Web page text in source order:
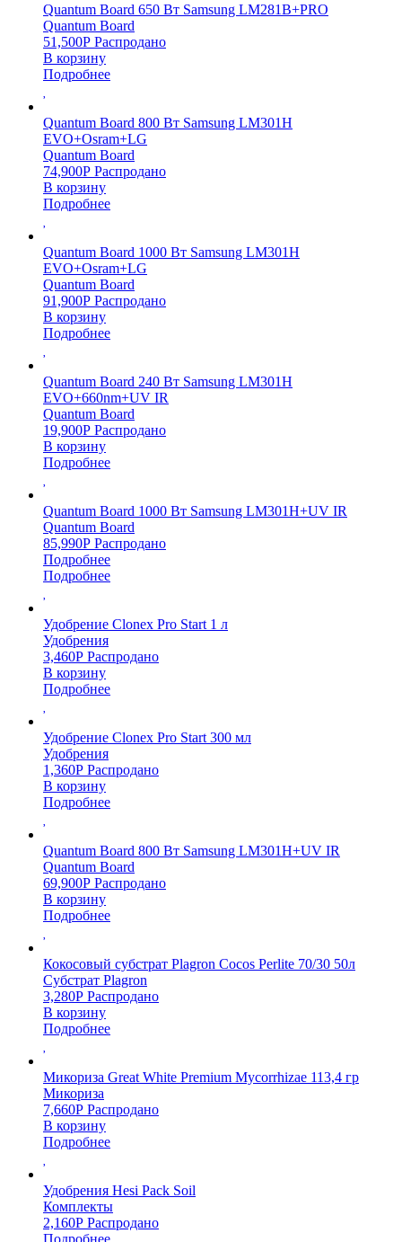
Quantum Board 650 Вт Samsung LM281B+PRO
Quantum Board
51,500Р Распродано
В корзину
Подробнее
Quantum Board 800 Вт Samsung LM301H
EVO+Osram+LG
Quantum Board
74,900Р Распродано
В корзину
Подробнее
Quantum Board 1000 Вт Samsung LM301H
EVO+Osram+LG
Quantum Board
91,900Р Распродано
В корзину
Подробнее
Quantum Board 240 Вт Samsung LM301H
EVO+660nm+UV IR
Quantum Board
19,900Р Распродано
В корзину
Подробнее
Quantum Board 1000 Вт Samsung LM301H+UV IR
Quantum Board
85,990Р Распродано
Подробнее
Подробнее
Удобрение Clonex Pro Start 1 л
Удобрения
3,460Р Распродано
В корзину
Подробнее
Удобрение Clonex Pro Start 300 мл
Удобрения
1,360Р Распродано
В корзину
Подробнее
Quantum Board 800 Вт Samsung LM301H+UV IR
Quantum Board
69,900Р Распродано
В корзину
Подробнее
Кокосовый субстрат Plagron Cocos Perlite 70/30 50л
Субстрат Plagron
3,280Р Распродано
В корзину
Подробнее
Микориза Great White Premium Mycorrhizae 113,4 гр
Микориза
7,660Р Распродано
В корзину
Подробнее
Удобрения Hesi Pack Soil
Комплекты
2,160Р Распродано